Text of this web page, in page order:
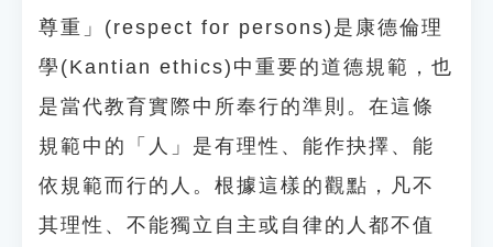
尊重」(respect for persons)是康德倫理
學(Kantian ethics)中重要的道德規範，也
是當代教育實際中所奉行的準則。在這條
規範中的「人」是有理性、能作抉擇、能
依規範而行的人。根據這樣的觀點，凡不
其理性、不能獨立自主或自律的人都不值